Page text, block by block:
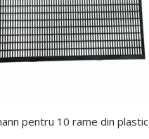
pentru 10 rame din plastic